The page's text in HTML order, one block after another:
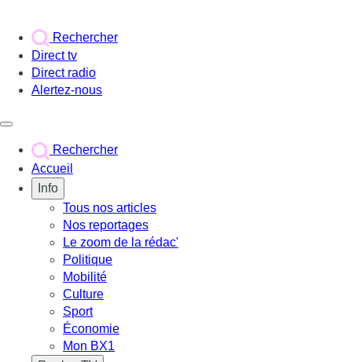
Rechercher
Direct tv
Direct radio
Alertez-nous
Rechercher
Accueil
Info
Tous nos articles
Nos reportages
Le zoom de la rédac'
Politique
Mobilité
Culture
Sport
Économie
Mon BX1